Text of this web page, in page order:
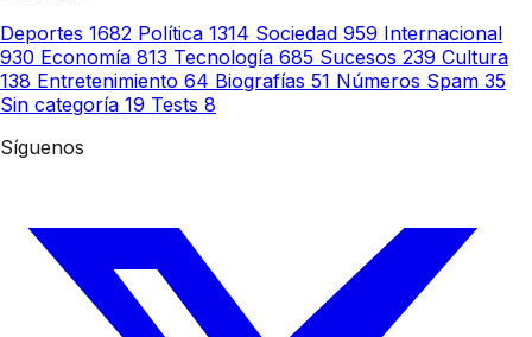
Deportes 1682 Política 1314 Sociedad 959 Internacional
930 Economía 813 Tecnología 685 Sucesos 239 Cultura
138 Entretenimiento 64 Biografías 51 Números Spam 35
Sin categoría 19 Tests 8
Síguenos